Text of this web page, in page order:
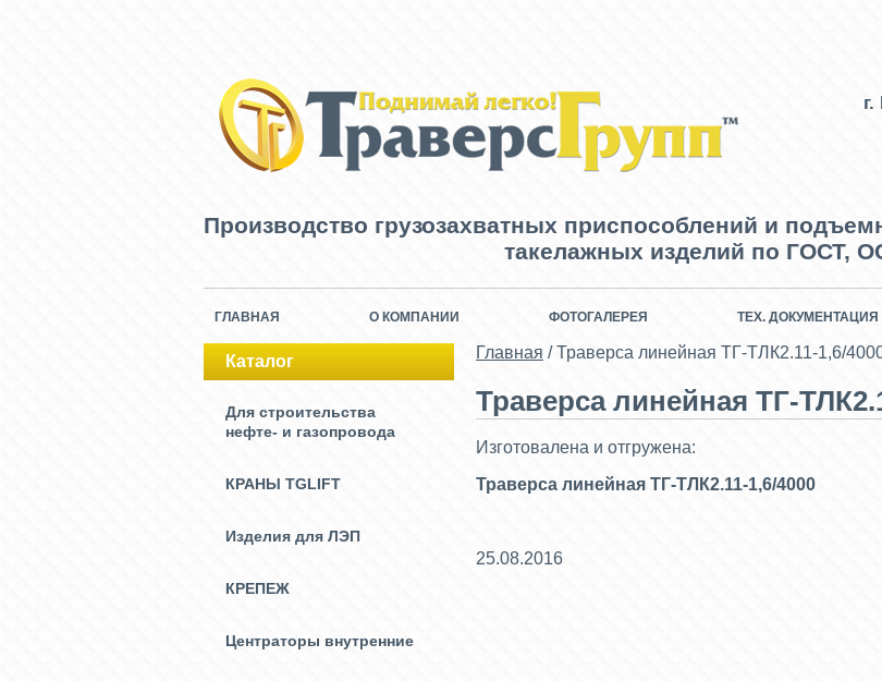
Производство грузозахватных приспособлений и
такелажных изделий по ГОСТ,
ГЛАВНАЯ О КОМПАНИИ ФОТОГАЛЕРЕЯ ТЕХ. ДОКУМЕНТАЦИЯ
Каталог
Для строительства
нефте- и газопровода
КРАНЫ TGLIFT
Изделия для ЛЭП
КРЕПЕЖ
Центраторы внутренние
Главная /Траверса линейная ТГ-ТЛК2.11-1,6/
Траверса линейная ТГ-
Изготовалена и отгружена:
Траверса линейная ТГ-ТЛК2.11-1,6/4000
25.08.2016